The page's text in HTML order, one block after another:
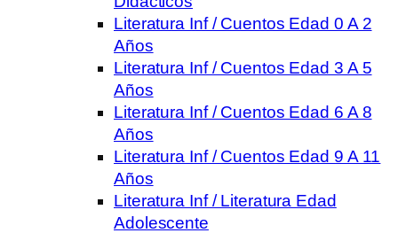
Literatura Inf / Cuentos Edad 0 A 2
Años
Literatura Inf / Cuentos Edad 3 A 5
Años
Literatura Inf / Cuentos Edad 6 A 8
Años
Literatura Inf / Cuentos Edad 9 A 11
Años
Literatura Inf / Literatura Edad
Adolescente